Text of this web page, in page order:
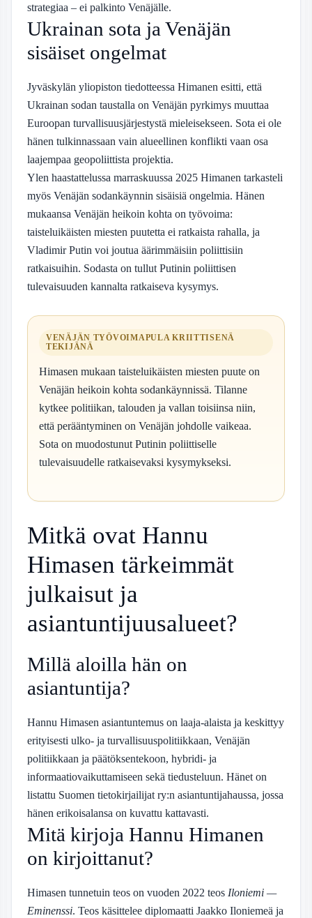
strategiaa – ei palkinto Venäjälle.
Ukrainan sota ja Venäjän
sisäiset ongelmat
Jyväskylän yliopiston tiedotteessa Himanen esitti, että
Ukrainan sodan taustalla on Venäjän pyrkimys muuttaa
Euroopan turvallisuusjärjestystä mieleisekseen. Sota ei ole
hänen tulkinnassaan vain alueellinen konflikti vaan osa
laajempaa geopoliittista projektia.
Ylen haastattelussa marraskuussa 2025 Himanen tarkasteli
myös Venäjän sodankäynnin sisäisiä ongelmia. Hänen
mukaansa Venäjän heikoin kohta on työvoima:
taisteluikäisten miesten puutetta ei ratkaista rahalla, ja
Vladimir Putin voi joutua äärimmäisiin poliittisiin
ratkaisuihin. Sodasta on tullut Putinin poliittisen
tulevaisuuden kannalta ratkaiseva kysymys.
VENÄJÄN TYÖVOIMAPULA KRIITTISENÄ
TEKIJÄNÄ
Himasen mukaan taisteluikäisten miesten puute on
Venäjän heikoin kohta sodankäynnissä. Tilanne
kytkee politiikan, talouden ja vallan toisiinsa niin,
että perääntyminen on Venäjän johdolle vaikeaa.
Sota on muodostunut Putinin poliittiselle
tulevaisuudelle ratkaisevaksi kysymykseksi.
Mitkä ovat Hannu
Himasen tärkeimmät
julkaisut ja
asiantuntijuusalueet?
Millä aloilla hän on
asiantuntija?
Hannu Himasen asiantuntemus on laaja-alaista ja keskittyy
erityisesti ulko- ja turvallisuuspolitiikkaan, Venäjän
politiikkaan ja päätöksentekoon, hybridi- ja
informaatiovaikuttamiseen sekä tiedusteluun. Hänet on
listattu Suomen tietokirjailijat ry:n asiantuntijahaussa, jossa
hänen erikoisalansa on kuvattu kattavasti.
Mitä kirjoja Hannu Himanen
on kirjoittanut?
Himasen tunnetuin teos on vuoden 2022 teos Iloniemi —
Eminenssi. Teos käsittelee diplomaatti Jaakko Iloniemeä ja